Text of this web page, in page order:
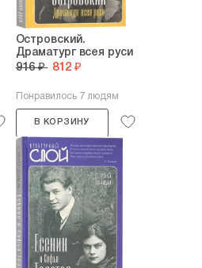
Островский.
Драматург всея руси
916 ₽ 812 ₽
Понравилось 7 людям
В КОРЗИНУ